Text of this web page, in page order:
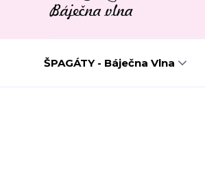
ŠPAGÁTY - Báječna Vlna